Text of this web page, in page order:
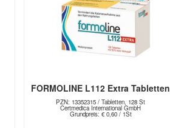
FORMOLINE L112 Extra Tabletten
PZN: 13352315 / Tabletten, 128 St
Certmedica International GmbH
Grundpreis: € 0,60 / 1St